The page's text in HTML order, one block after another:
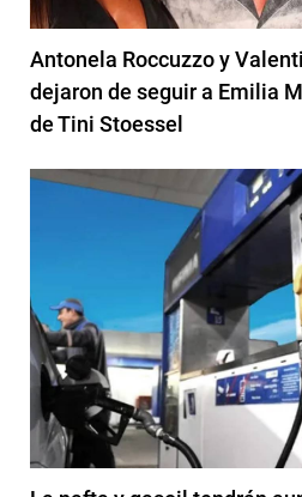
Antonela Roccuzzo y
dejaron de seguir a Emilia
de Tini Stoessel